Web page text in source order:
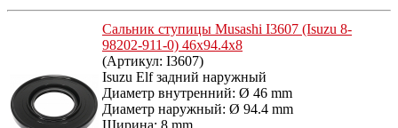
Сальник ступицы Musashi I3607 (Isuzu 8-
98202-911-0) 46x94.4x8
(Артикул: I3607)
Isuzu Elf задний наружный
Диаметр внутренний: Ø 46 mm
Диаметр наружный: Ø 94.4 mm
Ширина: 8 mm